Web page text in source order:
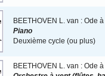
BEETHOVEN L. van : Ode
Piano
Deuxième cycle (ou plus)
BEETHOVEN L. van : Ode